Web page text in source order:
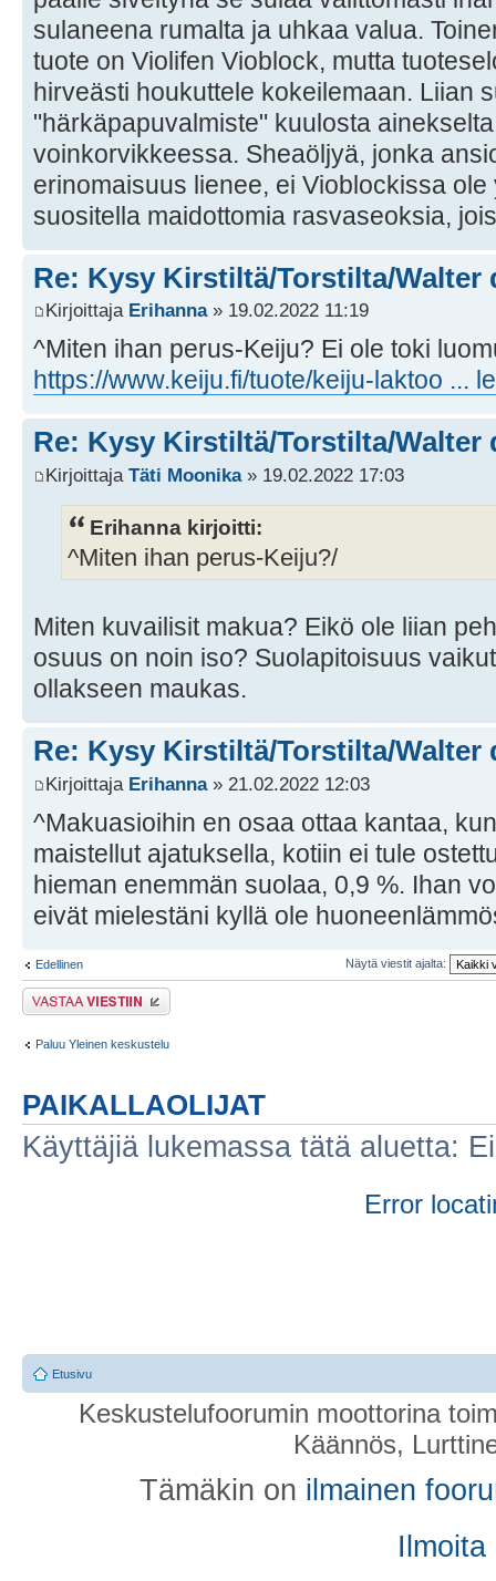
sulaneena rumalta ja uhkaa valua.
tuote on Violifen Vioblock, mutta
hirveästi houkuttele kokeilemaan. Liian
"härkäpapuvalmiste" kuulosta
voinkorvikkeessa. Sheaöljyä, jonka
erinomaisuus lienee, ei Vioblockissa
suositella maidottomia rasvaseoksia,
Re: Kysy Kirstiltä/Torstilta/Walter
Kirjoittaja Erihanna» 19.02.2022 11:19
^Miten ihan perus-Keiju? Ei ole toki
https://www.keiju.fi/tuote/keiju-laktoo ...
Re: Kysy Kirstiltä/Torstilta/Walter
Kirjoittaja Täti Moonika» 19.02.2022 17:03
Erihanna kirjoitti:
^Miten ihan perus-Keiju?/
Miten kuvailisit makua? Eikö ole liian
osuus on noin iso? Suolapitoisuus
ollakseen maukas.
Re: Kysy Kirstiltä/Torstilta/Walter
Kirjoittaja Erihanna» 21.02.2022 12:03
^Makuasioihin en osaa ottaa kantaa,
maistellut ajatuksella, kotiin ei tule
hieman enemmän suolaa, 0,9 %. Ihan
eivät mielestäni kyllä ole
Edellinen Näytä viestit ajalta:
Lähetä vastaus
Paluu Yleinen keskustelu
PAIKALLAOLIJAT
Käyttäjiä lukemassa tätä aluetta:
Error
Etusivu
Keskustelufoorumin moottorina
Käännös,
Tämäkin on ilmainen